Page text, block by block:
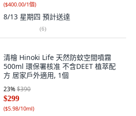
($400.00/1個)
8/13 星期四 預計送達
(6)
清檜 Hinoki Life 天然防蚊空間噴霧
500ml 環保署核准 不含DEET 植萃配
方 居家戶外適用, 1個
23%$390
$299
($5.98/10ml)